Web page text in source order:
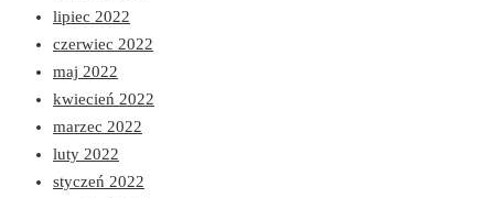
lipiec 2022
czerwiec 2022
maj 2022
kwiecień 2022
marzec 2022
luty 2022
styczeń 2022